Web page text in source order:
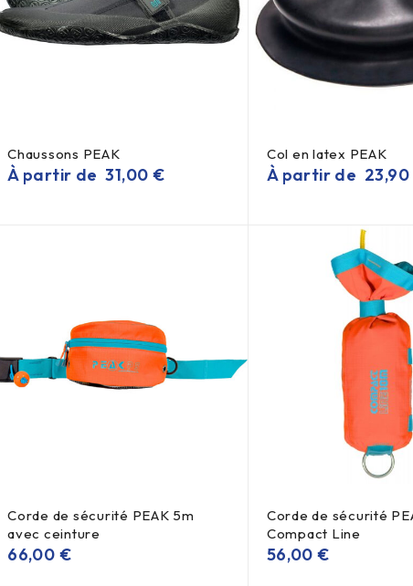
Chaussons PEAK
À partir de31,00 €
Col en latex PEAK
À partir de 23,90
Corde de sécurité PEAK 5m
avec ceinture
66,00 €
Corde de sécurité
Compact Line
56,00€